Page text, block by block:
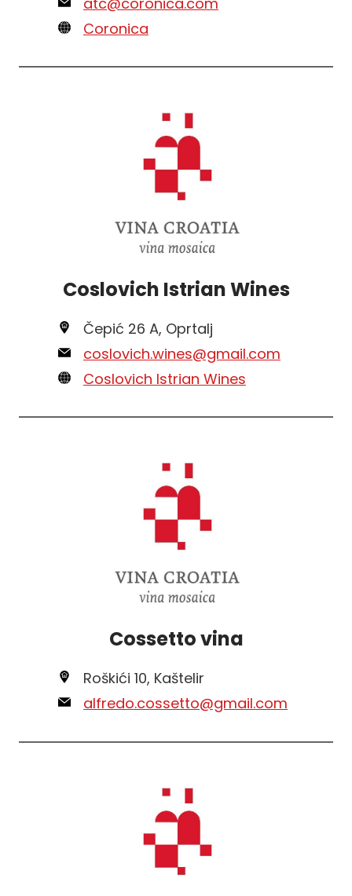
Coronica
Coslovich Istrian Wines
Čepić 26 A, Oprtalj
coslovich.wines@gmail.com
Coslovich Istrian Wines
Cossetto vina
Roškići 10, Kaštelir
alfredo.cossetto@gmail.com